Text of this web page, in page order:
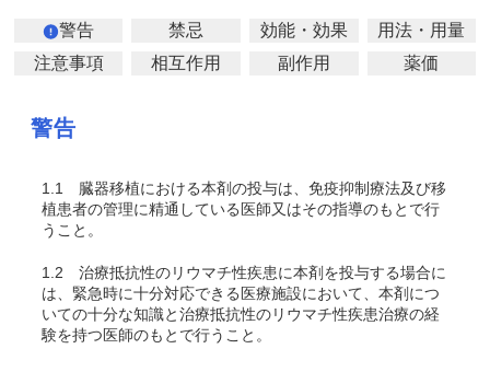
警告 禁忌 効能・効果
用法・用量
注意事項
相互作用 副作用 薬価
警告
1.1
臓器移植における本剤の投与は、免疫抑制療法及び移
植患者の管理に精通している医師又はその指導のもとで行
うこと。
1.2 治療抵抗性のリウマチ性疾患に本剤を投与する場合に
は、緊急時に十分対応できる医療施設において、本剤につ
いての十分な知識と治療抵抗性のリウマチ性疾患治療の経
験を持つ医師のもとで行うこと。